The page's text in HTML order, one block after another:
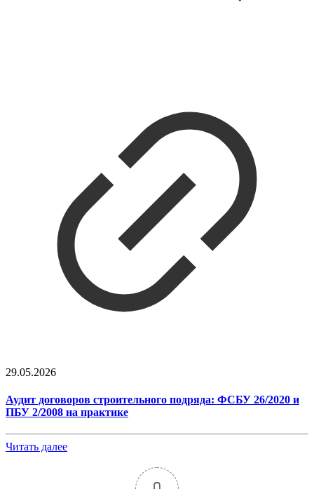
29.05.2026
Аудит договоров строительного подряда: ФСБУ 26/2020 и
ПБУ 2/2008 на практике
Читать далее